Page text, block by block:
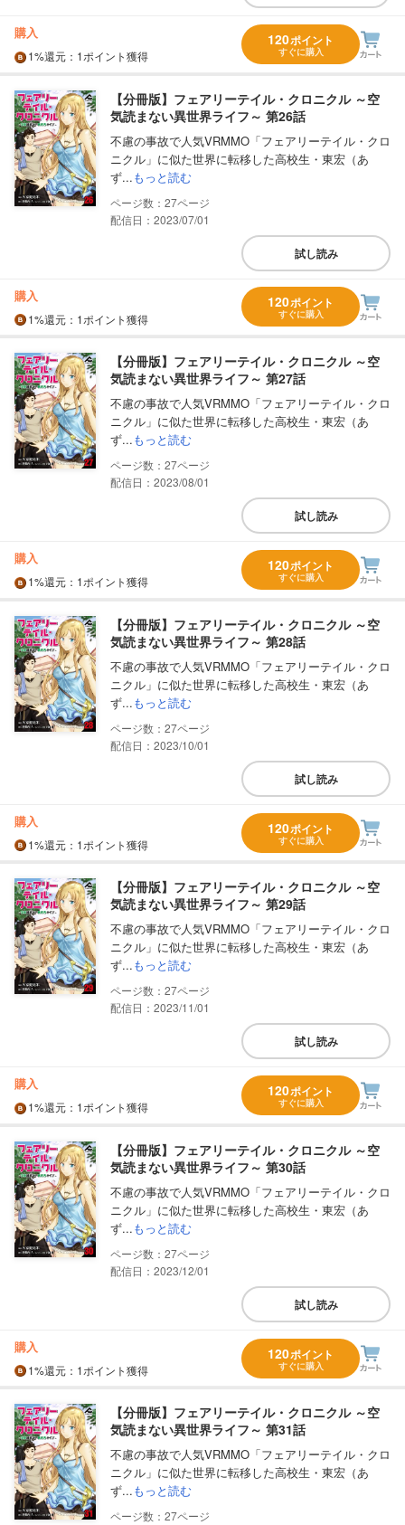
購入
1%還元 ：1ポイント獲得
120ポイント
すぐに購入
【分冊版】フェアリーテイル・クロニクル ～空
気読まない異世界ライフ～ 第26話
不慮の事故で人気VRMMO「フェアリーテイル・クロ
ニクル」に似た世界に転移した高校生・東宏（あ
ず...もっと読む
27
配信日：2023/07/01
試し読み
購入
1%還元 ：1ポイント獲得
120ポイント
すぐに購入
【分冊版】フェアリーテイル・クロニクル ～空
気読まない異世界ライフ～ 第27話
不慮の事故で人気VRMMO「フェアリーテイル・クロ
ニクル」に似た世界に転移した高校生・東宏（あ
ず...もっと読む
27
配信日：2023/08/01
試し読み
購入
1%還元 ：1ポイント獲得
120ポイント
すぐに購入
【分冊版】フェアリーテイル・クロニクル ～空
気読まない異世界ライフ～ 第28話
不慮の事故で人気VRMMO「フェアリーテイル・クロ
ニクル」に似た世界に転移した高校生・東宏（あ
ず...もっと読む
27
配信日：2023/10/01
試し読み
購入
1%還元 ：1ポイント獲得
120ポイント
すぐに購入
【分冊版】フェアリーテイル・クロニクル ～空
気読まない異世界ライフ～ 第29話
不慮の事故で人気VRMMO「フェアリーテイル・クロ
ニクル」に似た世界に転移した高校生・東宏（あ
ず...もっと読む
27
配信日：2023/11/01
試し読み
購入
1%還元 ：1ポイント獲得
120ポイント
すぐに購入
【分冊版】フェアリーテイル・クロニクル ～空
気読まない異世界ライフ～ 第30話
不慮の事故で人気VRMMO「フェアリーテイル・クロ
ニクル」に似た世界に転移した高校生・東宏（あ
ず...もっと読む
27
配信日：2023/12/01
試し読み
購入
1%還元 ：1ポイント獲得
120ポイント
すぐに購入
【分冊版】フェアリーテイル・クロニクル ～空
気読まない異世界ライフ～ 第31話
不慮の事故で人気VRMMO「フェアリーテイル・クロ
ニクル」に似た世界に転移した高校生・東宏（あ
ず...もっと読む
27